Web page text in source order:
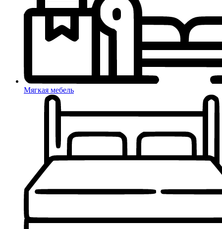
Мягкая мебель